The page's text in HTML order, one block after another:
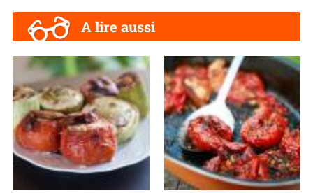
A lire aussi